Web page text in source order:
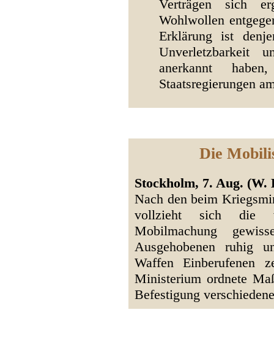
Verträgen sich
Wohlwollen
Erklärung ist
Unverletzbarkeit
anerkannt
Staatsregierungen
Die
Stockholm, 7. Aug. (W.
Nach den beim
vollzieht sich die
Mobilmachung
Ausgehobenen ruhig
Waffen Einberufenen
Ministerium ordnete
Befestigung